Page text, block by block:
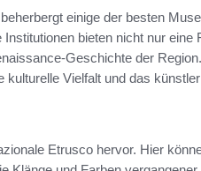
einige der besten
bieten nicht nur eine
Geschichte der
Vielfalt und das
Etrusco hervor. Hier